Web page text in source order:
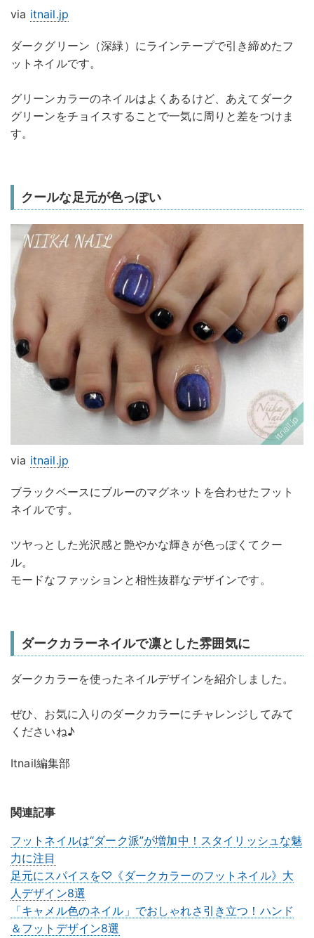
via itnail.jp
ダークグリーン（深緑）にラインテープで引き締めたフ
ットネイルです。
グリーンカラーのネイルはよくあるけど、あえてダーク
グリーンをチョイスすることで一気に周りと差をつけま
す。
クールな足元が色っぽい
via itnail.jp
ブラックベースにブルーのマグネットを合わせたフット
ネイルです。
ツヤっとした光沢感と艶やかな輝きが色っぽくてクー
ル。
モードなファッションと相性抜群なデザインです。
ダークカラーネイルで凛とした雰囲気に
ダークカラーを使ったネイルデザインを紹介しました。
ぜひ、お気に入りのダークカラーにチャレンジしてみて
くださいね♪
Itnail編集部
関連記事
フットネイルは“ダーク派”が増加中！スタイリッシュな魅
力に注目
足元にスパイスを♡《ダークカラーのフットネイル》大
人デザイン8選
「キャメル色のネイル」でおしゃれさ引き立つ！ハンド
＆フットデザイン8選